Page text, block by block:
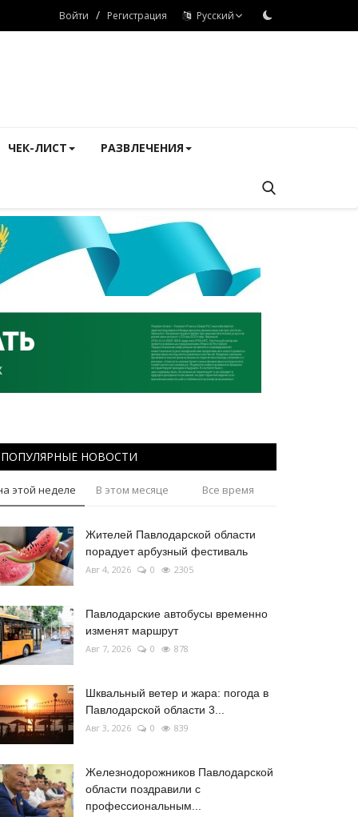
Войти / Регистрация Русский
ЧЕК-ЛИСТ РАЗВЛЕЧЕНИЯ
ПОПУЛЯРНЫЕ НОВОСТИ
этой неделе В этом месяце Все время
Жителей Павлодарской области
порадует арбузный фестиваль
Авг 4, 2026 0 2305
Павлодарские автобусы временно
изменят маршрут
Авг 7, 2026 0 878
Шквальный ветер и жара: погода в
Павлодарской области 3...
Авг 3, 2026 0 839
Железнодорожников Павлодарской
области поздравили с
профессиональным...